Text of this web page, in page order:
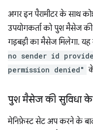
अगर इन पैरामीटर के साथ
उपयोगकर्ता को पुश मैसेज
गड़बड़ी का मैसेज मिलेगा.
no sender id
permission denied"
पुश मैसेज की सुविधा के
मेनिफ़ेस्ट सेट अप करने के